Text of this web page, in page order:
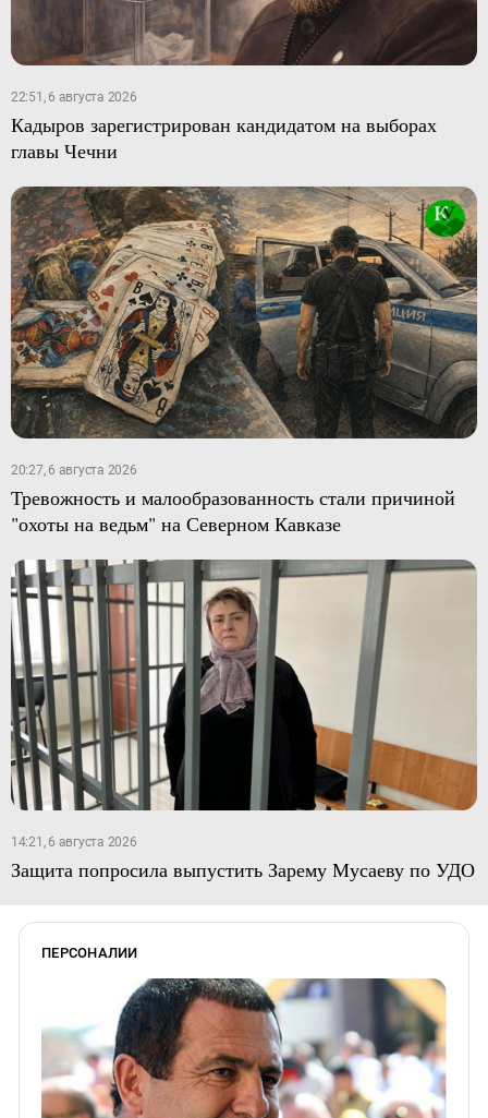
22:51, 6 августа 2026
Кадыров зарегистрирован кандидатом на выборах
главы Чечни
20:27, 6 августа 2026
Тревожность и малообразованность стали причиной
"охоты на ведьм" на Северном Кавказе
14:21, 6 августа 2026
Защита попросила выпустить Зарему Мусаеву по УДО
ПЕРСОНАЛИИ